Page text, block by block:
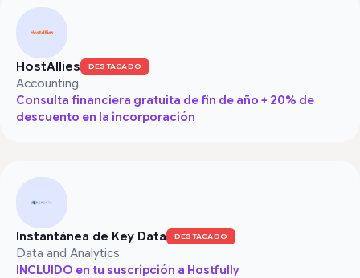
HostAllies DESTACADO
Accounting
Consulta financiera gratuita de fin de año + 20% de
descuento en la incorporación
Instantánea de Key Data DESTACADO
Data and Analytics
INCLUIDO en tu suscripción a Hostfully